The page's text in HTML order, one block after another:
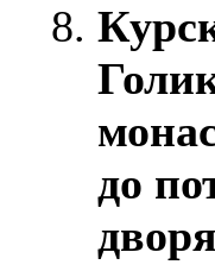
до